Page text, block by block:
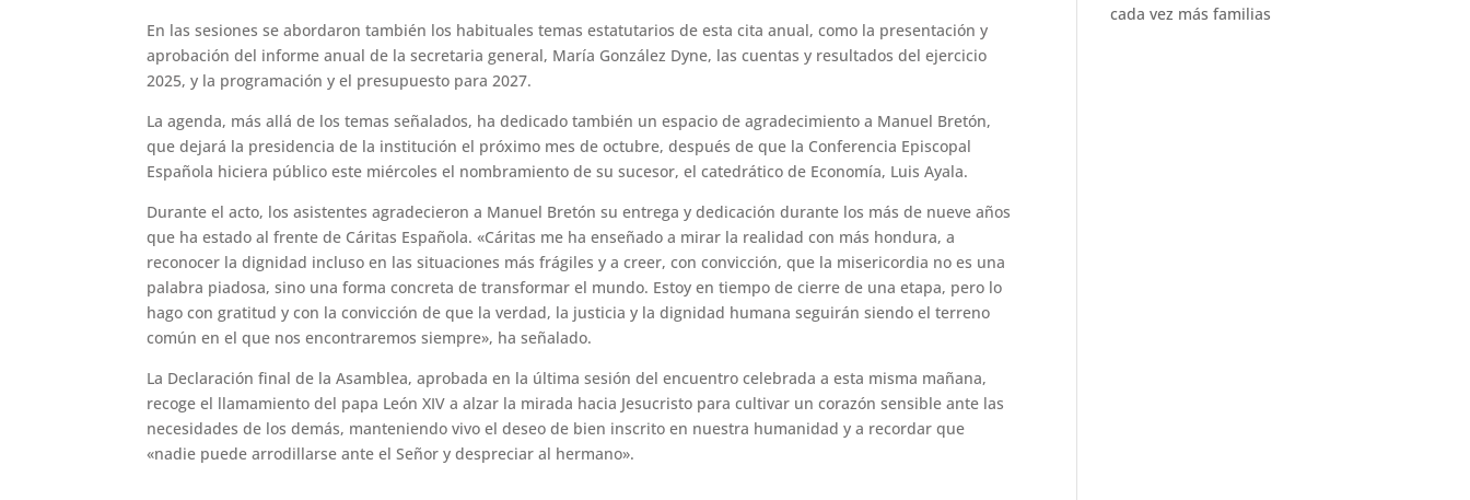
En las sesiones se abordaron también los habituales temas estatutarios de esta cita anual, como la presentación y
aprobación del informe anual de la secretaria general, María González Dyne, las cuentas y resultados del ejercicio
2025, y la programación y el presupuesto para 2027.
La agenda, más allá de los temas señalados, ha dedicado también un espacio de agradecimiento a Manuel Bretón,
que dejará la presidencia de la institución el próximo mes de octubre, después de que la Conferencia Episcopal
Española hiciera público este miércoles el nombramiento de su sucesor, el catedrático de Economía, Luis Ayala.
Durante el acto, los asistentes agradecieron a Manuel Bretón su entrega y dedicación durante los más de nueve años
que ha estado al frente de Cáritas Española. «Cáritas me ha enseñado a mirar la realidad con más hondura, a
reconocer la dignidad incluso en las situaciones más frágiles y a creer, con convicción, que la misericordia no es una
palabra piadosa, sino una forma concreta de transformar el mundo. Estoy en tiempo de cierre de una etapa, pero lo
hago con gratitud y con la convicción de que la verdad, la justicia y la dignidad humana seguirán siendo el terreno
común en el que nos encontraremos siempre», ha señalado.
La Declaración final de la Asamblea, aprobada en la última sesión del encuentro celebrada a esta misma mañana,
recoge el llamamiento del papa León XIV a alzar la mirada hacia Jesucristo para cultivar un corazón sensible ante las
necesidades de los demás, manteniendo vivo el deseo de bien inscrito en nuestra humanidad y a recordar que
«nadie puede arrodillarse ante el Señor y despreciar al hermano».
cada vez más familias